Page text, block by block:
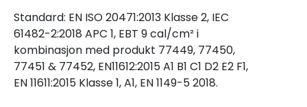
Standard: EN ISO 20471:2013 Klasse 2, IEC
61482-2:2018 APC 1, EBT 9 cal/cm² i
kombinasjon med produkt 77449, 77450,
77451 & 77452, EN11612:2015 A1 B1 C1 D2 E2 F1,
EN 11611:2015 Klasse 1, A1, EN 1149-5 2018.